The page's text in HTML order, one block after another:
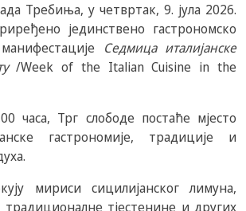
Требиња, у четвртак, 9. јула 2026.
јединствено гастрономско
Седмица италијанске
/Week of the Italian Cuisine in the
часа, Трг слободе постаће мјесто
гастрономије, традиције и
мириси сицилијанског лимуна,
традиционалне тјестенине и других